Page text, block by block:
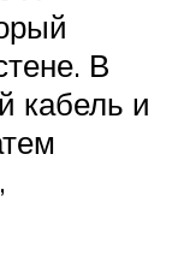
В
кабель и